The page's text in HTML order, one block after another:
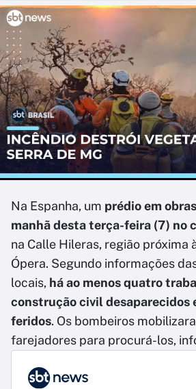
Na Espanha, um prédio em
manhã desta terça-feira (7) no
na Calle Hileras, região próxima
Ópera. Segundo informações
locais, há ao menos quatro
construção civil desaparecidos
feridos. Os bombeiros
farejadores para procurá-los,